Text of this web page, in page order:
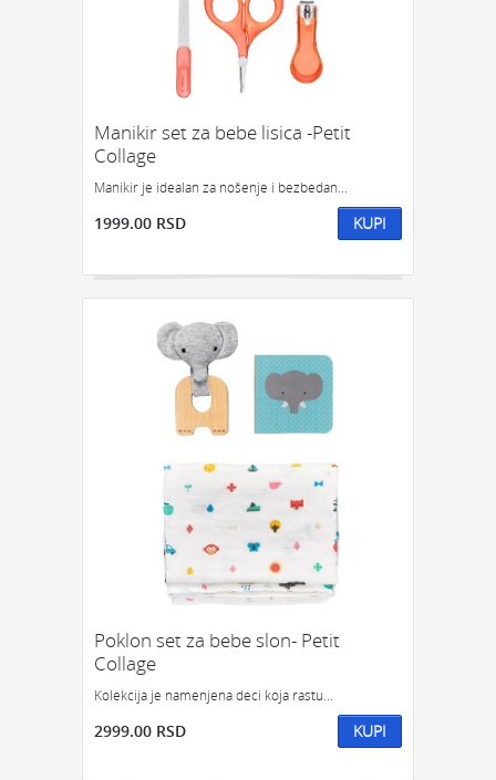
Manikir set za bebe lisica -Petit
Collage
Manikir je idealan za nošenje i bezbedan...
1999.00 RSD KUPI
Poklon set za bebe slon- Petit
Collage
Kolekcija je namenjena deci koja rastu...
2999.00 RSD KUPI